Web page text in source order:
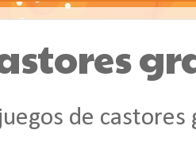
de castores